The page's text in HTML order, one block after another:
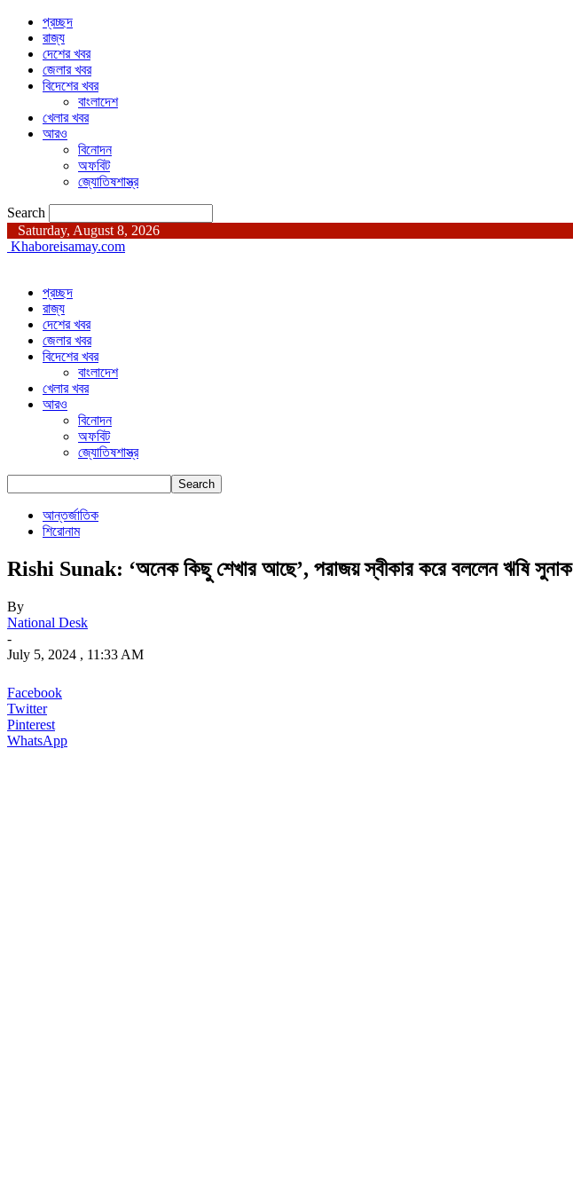
প্রচ্ছদ
রাজ্য
দেশের খবর
জেলার খবর
বিদেশের খবর
বাংলাদেশ
খেলার খবর
আরও
বিনোদন
অফবিট
জ্যোতিষশাস্ত্র
Search
Saturday, August 8, 2026
Khaboreisamay.com
প্রচ্ছদ
রাজ্য
দেশের খবর
জেলার খবর
বিদেশের খবর
বাংলাদেশ
খেলার খবর
আরও
বিনোদন
অফবিট
জ্যোতিষশাস্ত্র
আন্তর্জাতিক
শিরোনাম
Rishi Sunak: ‘অনেক কিছু শেখার আছে’, পরাজয় স্বীকার করে বললেন ঋষি সুনাক
By
National Desk
-
July 5, 2024 , 11:33 AM
Facebook
Twitter
Pinterest
WhatsApp